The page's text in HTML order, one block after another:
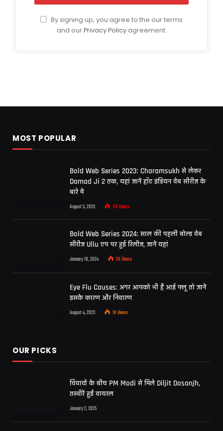
By signing up, you agree to the our terms
and ourPrivacy Policyagreement.
MOST POPULAR
Bold Web Series 2023: Charamsukh से लेकर
Damad Ji 2 तक, यहां जानें हॉट इंडियन वेब सीरीज के
बारे में
August 5, 2023 11KViews
Bold Web Series 2024: साल की पहली बोल्ड वेब
सीरीज Ullu एप पर हुई रिलीज, जानें यहां
January 18, 2024 2KViews
Eye Flu Causes: अगर आपको भी है आई फ्लू तो जानें
इसके कारण और निवारण
August 4, 2023 1KViews
OUR PICKS
विवादों के बीच PM Modi से मिले Diljit Dosanjh,
तस्वीरें हुईं वायरल
January 2, 2025